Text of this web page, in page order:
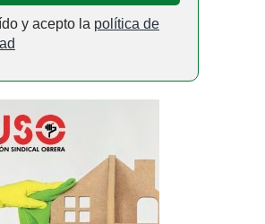
y acepto la política de